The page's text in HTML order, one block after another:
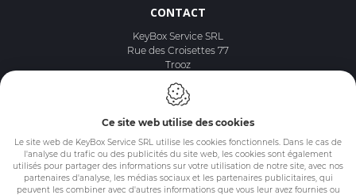
CONTACT
KeyBox Service SRL
Rue des Croisettes 77
Trooz
TVA : BE 0740.462.663
Tél. :+32497553079
Ce site web utilise des cookies
Le site web de KeyBox Service SRL utilise les cookies fonctionnels. Dans le cas de
l'analyse du trafic ou des publicités du site web, les cookies sont également
utilisés pour partager des informations sur votre utilisation de notre site, avec nos
partenaires d'analyse, les médias sociaux et les partenaires publicitaires, qui
peuvent les combiner avec d'autres informations que vous leur avez fournies ou